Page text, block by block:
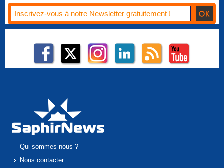
Qui sommes-nous ?
Nous contacter